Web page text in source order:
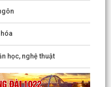
học, nghệ thuật